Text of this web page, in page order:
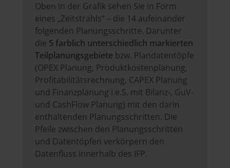
Oben in der Grafik sehen Sie in Form
eines „Zeitstrahls“ – die 14 aufeinander
folgenden Planungsschritte. Darunter
die 5 farblich unterschiedlich markierten
Teilplanungsgebiete bzw. Plandatentöpfe
(OPEX Planung, Produktkostenplanung,
Profitabilitätsrechnung, CAPEX Planung
und Finanzplanung i.e.S. mit Bilanz-, GuV-
und CashFlow Planung) mit den darin
enthaltenden Planungsschritten. Die
Pfeile zwischen den Planungsschritten
und Datentöpfen verkörpern den
Datenfluss innerhalb des IFP.